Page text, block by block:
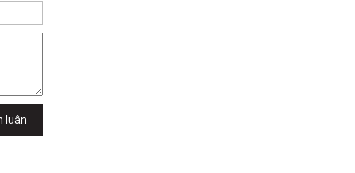
luận